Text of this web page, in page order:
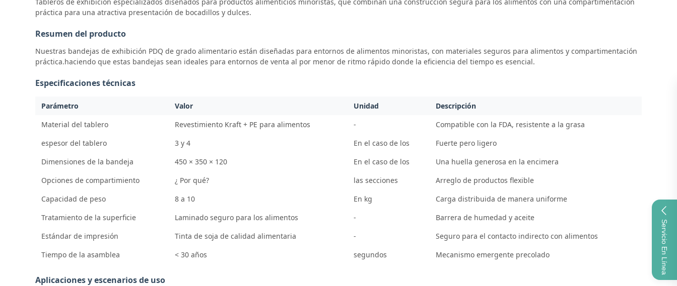
Servicio En Línea
práctica para una atractiva presentación de bocadillos y dulces.
Resumen del producto
Nuestras bandejas de exhibición PDQ de grado alimentario están diseñadas para entornos de alimentos minoristas, con materiales seguros para alimentos y compartimentación
práctica.haciendo que estas bandejas sean ideales para entornos de venta al por menor de ritmo rápido donde la eficiencia del tiempo es esencial.
Especificaciones técnicas
Parámetro Valor Unidad
Descripción
Material del tablero
Revestimiento Kraft + PE para alimentos -
Compatible con la FDA, resistente a la grasa
espesor del tablero
3 y 4 En el caso de los
Fuerte pero ligero
Dimensiones de la bandeja
450 × 350 × 120 En el caso de los
Una huella generosa en la encimera
Opciones de compartimiento
¿ Por qué? las secciones
Arreglo de productos flexible
Capacidad de peso
8 a 10 En kg
Carga distribuida de manera uniforme
Tratamiento de la superficie
Laminado seguro para los alimentos -
Barrera de humedad y aceite
Estándar de impresión
Tinta de soja de calidad alimentaria -
Seguro para el contacto indirecto con alimentos
Tiempo de la asamblea
< 30 años segundos Mecanismo emergente precolado
Aplicaciones y escenarios de uso